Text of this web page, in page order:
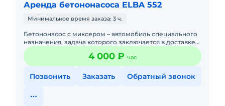
Аренда бетононасоса ELBA 552
Минимальное время заказа: 3 ч.
Бетононасос с миксером – автомобиль специального
назначения, задача которого заключается в доставке
бетона на строительный объект. Благодаря этому
процесс залив
4 000 ₽ час
Позвонить Заказать Обратный звонок